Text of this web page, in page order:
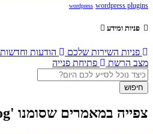
wordpress wordpress plugins
פניות ומידע
פניות השירות שלכם הודעות וחדשות
מצב הרשת
פתיחת פנייה
חיפוש
צפייה במאמרים שסומנו 'blog'